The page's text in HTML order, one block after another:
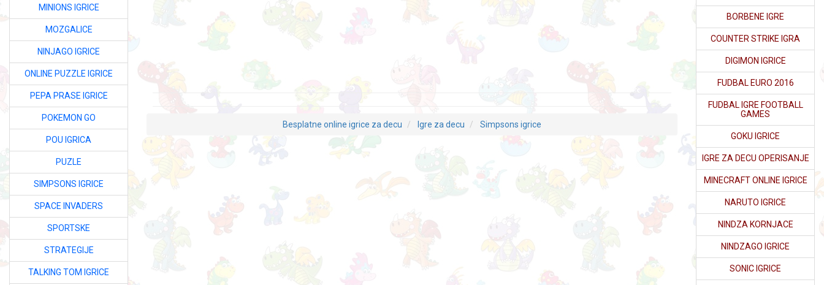
MINIONS IGRICE
MOZGALICE
NINJAGO IGRICE
ONLINE PUZZLE IGRICE
PEPA PRASE IGRICE
POKEMON GO
POU IGRICA
PUZLE
SIMPSONS IGRICE
SPACE INVADERS
SPORTSKE
STRATEGIJE
TALKING TOM IGRICE
Besplatne online igrice za decu Igre za decu Simpsons igrice
BORBENE IGRE
COUNTER STRIKE IGRA
DIGIMON IGRICE
FUDBAL EURO 2016
FUDBAL IGRE FOOTBALL
GAMES
GOKU IGRICE
IGRE ZA DECU OPERISANJE
MINECRAFT ONLINE IGRICE
NARUTO IGRICE
NINDZA KORNJACE
NINDZAGO IGRICE
SONIC IGRICE